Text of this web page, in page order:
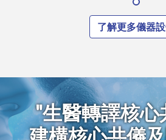
了解更多儀器
"生醫轉譯核心